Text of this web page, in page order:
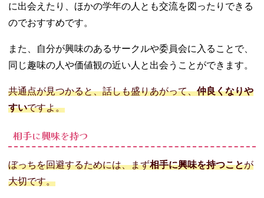
に出会えたり、ほかの学年の人とも交流を図ったりできる
のでおすすめです。
また、自分が興味のあるサークルや委員会に入ることで、
同じ趣味の人や価値観の近い人と出会うことができます。
共通点が見つかると、話しも盛りあがって、仲良くなりや
すいですよ。
相手に興味を持つ
ぼっちを回避するためには、まず相手に興味を持つことが
大切です。